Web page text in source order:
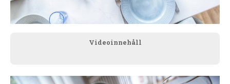
Videoinnehåll